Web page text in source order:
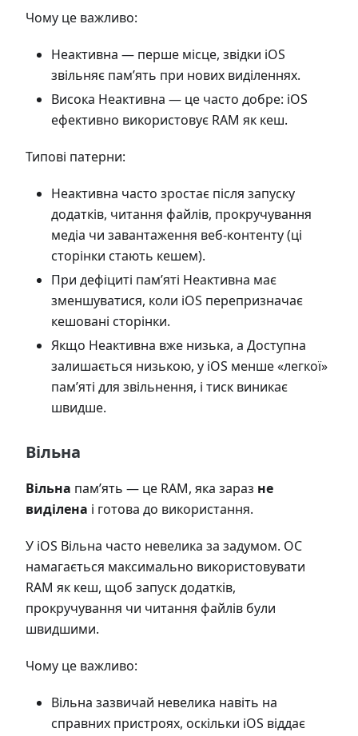
Чому це важливо:
Неактивна — перше місце, звідки iOS
звільняє пам’ять при нових виділеннях.
Висока Неактивна — це часто добре: iOS
ефективно використовує RAM як кеш.
Типові патерни:
Неактивна часто зростає після запуску
додатків, читання файлів, прокручування
медіа чи завантаження веб-контенту (ці
сторінки стають кешем).
При дефіциті пам’яті Неактивна має
зменшуватися, коли iOS перепризначає
кешовані сторінки.
Якщо Неактивна вже низька, а Доступна
залишається низькою, у iOS менше «легкої»
пам’яті для звільнення, і тиск виникає
швидше.
Вільна
Вільна пам’ять — це RAM, яка зараз не
виділена і готова до використання.
У iOS Вільна часто невелика за задумом. ОС
намагається максимально використовувати
RAM як кеш, щоб запуск додатків,
прокручування чи читання файлів були
швидшими.
Чому це важливо:
Вільна зазвичай невелика навіть на
справних пристроях, оскільки iOS віддає